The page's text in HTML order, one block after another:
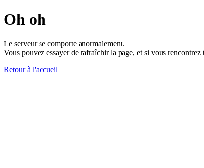
Oh oh
Le serveur se comporte anormalement.
Vous pouvez essayer de rafraîchir la page, et si vous
Retour à l'accueil